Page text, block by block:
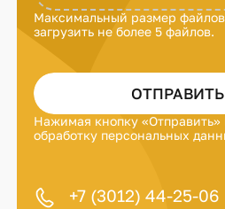
Максимальный размер
загрузить не более 5 файлов.
ОТПРАВИТЬ
Нажимая кнопку «Отправить»
обработку персональных
+7 (3012) 44-25-06